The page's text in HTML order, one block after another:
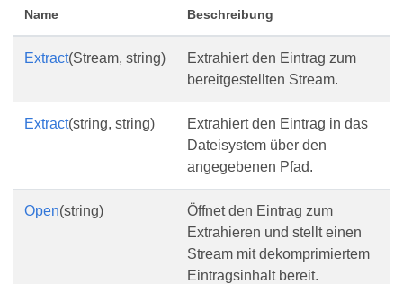
Name Beschreibung
Extract(Stream, string)
Extrahiert den Eintrag zum
bereitgestellten Stream.
Extract(string, string)
Extrahiert den Eintrag in das
Dateisystem über den
angegebenen Pfad.
Open(string)
Öffnet den Eintrag zum
Extrahieren und stellt einen
Stream mit dekomprimiertem
Eintragsinhalt bereit.